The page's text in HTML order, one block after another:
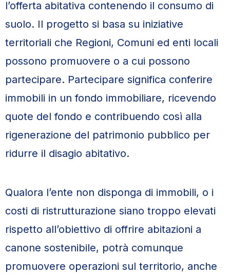
l’offerta abitativa contenendo il consumo di
suolo. Il progetto si basa su iniziative
territoriali che Regioni, Comuni ed enti locali
possono promuovere o a cui possono
partecipare. Partecipare significa conferire
immobili in un fondo immobiliare, ricevendo
quote del fondo e contribuendo così alla
rigenerazione del patrimonio pubblico per
ridurre il disagio abitativo.
Qualora l’ente non disponga di immobili, o i
costi di ristrutturazione siano troppo elevati
rispetto all’obiettivo di offrire abitazioni a
canone sostenibile, potrà comunque
promuovere operazioni sul territorio, anche